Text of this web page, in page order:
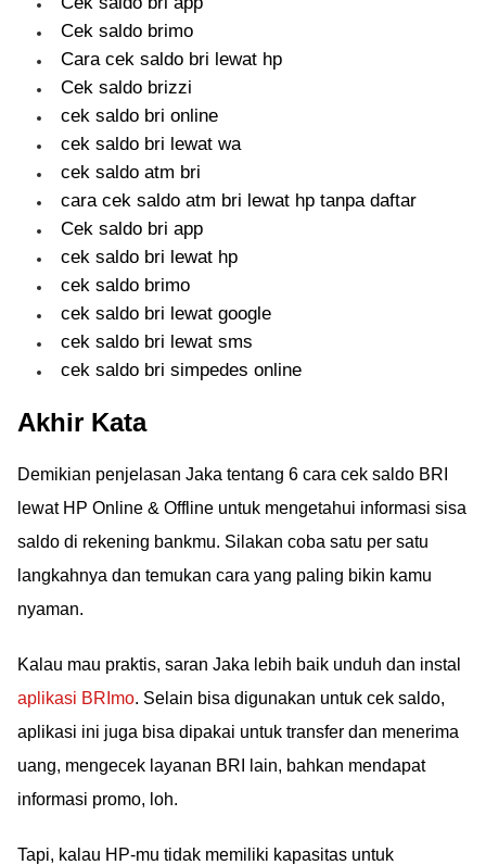
Cek saldo brimo
Cara cek saldo bri lewat hp
Cek saldo brizzi
cek saldo bri online
cek saldo bri lewat wa
cek saldo atm bri
cara cek saldo atm bri lewat hp tanpa daftar
Cek saldo bri app
cek saldo bri lewat hp
cek saldo brimo
cek saldo bri lewat google
cek saldo bri lewat sms
cek saldo bri simpedes online
Akhir Kata
Demikian penjelasan Jaka tentang 6 cara cek saldo BRI
lewat HP Online & Offline untuk mengetahui informasi sisa
saldo di rekening bankmu. Silakan coba satu per satu
langkahnya dan temukan cara yang paling bikin kamu
nyaman.
Kalau mau praktis, saran Jaka lebih baik unduh dan instal
aplikasi BRImo. Selain bisa digunakan untuk cek saldo,
aplikasi ini juga bisa dipakai untuk transfer dan menerima
uang, mengecek layanan BRI lain, bahkan mendapat
informasi promo, loh.
Tapi, kalau HP-mu tidak memiliki kapasitas untuk